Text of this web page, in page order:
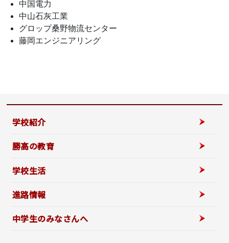
中国電力
中山石灰工業
グロップ桑野物流センター
藤岡エンジニアリング
学校紹介
勝高の教育
学校生活
進路情報
中学生のみなさんへ